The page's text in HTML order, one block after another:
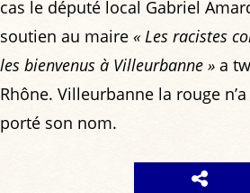
cas le député local Gabriel
soutien au maire « Les racistes
les bienvenus à Villeurbanne » a
Rhône. Villeurbanne la rouge
porté son nom.